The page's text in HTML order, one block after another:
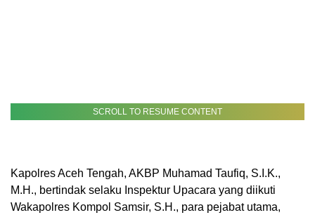
SCROLL TO RESUME CONTENT
Kapolres Aceh Tengah, AKBP Muhamad Taufiq, S.I.K.,
M.H., bertindak selaku Inspektur Upacara yang diikuti
Wakapolres Kompol Samsir, S.H., para pejabat utama,